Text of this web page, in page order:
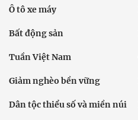
Ô tô xe máy
Bất động sản
Tuần Việt Nam
Giảm nghèo bền vững
Dân tộc thiểu số và miền núi